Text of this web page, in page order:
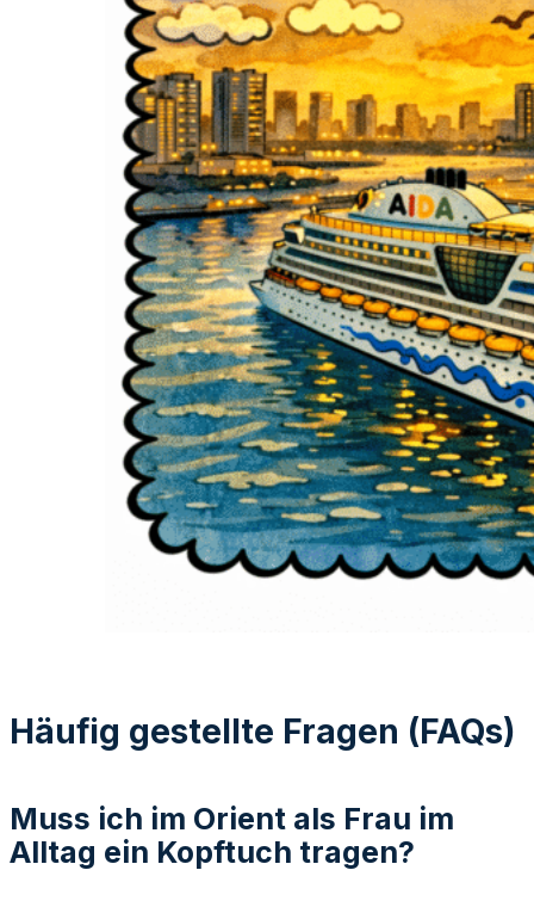
Häufig gestellte Fragen (FAQs)
Muss ich im Orient als Frau im
Alltag ein Kopftuch tragen?